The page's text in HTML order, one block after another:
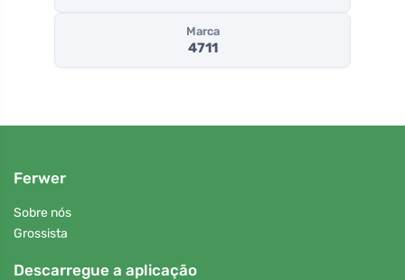
Marca
4711
Ferwer
Sobre nós
Grossista
Descarregue a aplicação